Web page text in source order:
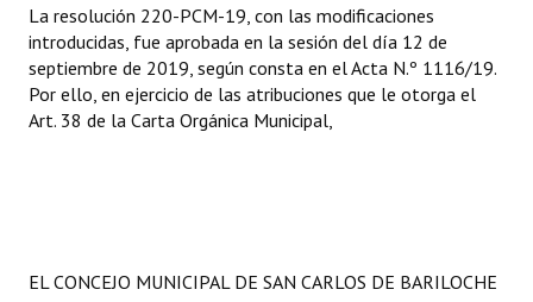
La resolución 220-PCM-19, con las modificaciones
introducidas, fue aprobada en la sesión del día 12 de
septiembre de 2019, según consta en el Acta N.º 1116/19.
Por ello, en ejercicio de las atribuciones que le otorga el
Art. 38 de la Carta Orgánica Municipal,
EL CONCEJO MUNICIPAL DE SAN CARLOS DE BARILOCHE